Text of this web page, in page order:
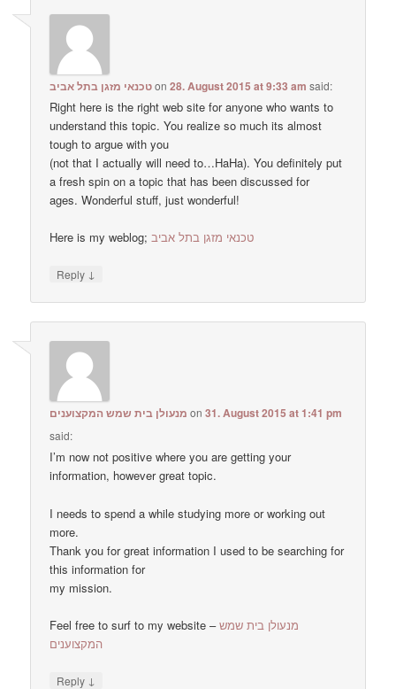
טכנאי מזגן בתל אביבon28. August 2015 at 9:33 am said:
Right here is the right web site for anyone who wants to
understand this topic. You realize so much its almost
tough to argue with you
(not that I actually will need to…HaHa). You definitely put
a fresh spin on a topic that has been discussed for
ages. Wonderful stuff, just wonderful!
Here is my weblog;טכנאי מזגן בתל אביב
Reply ↓
מנעולן בית שמש המקצוענים on31. August 2015 at 1:41 pm
said:
I’m now not positive where you are getting your
information, however great topic.
I needs to spend a while studying more or working out
more.
Thank you for great information I used to be searching for
this information for
my mission.
Feel free to surf to my website –מנעולן בית שמש
המקצוענים
Reply ↓